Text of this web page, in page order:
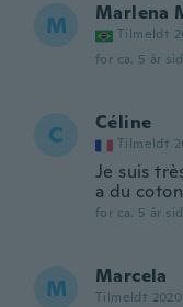
M Marlena
Tilmeldt
for ca. 5 år
C Céline
Tilmeldt
Je suis
a du
for ca. 5 år
M Marcela
Tilmeldt 2020